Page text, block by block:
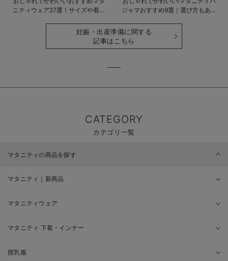
ニティウェア27選！サイズや着る
ジャマおすすめ9選｜選び方もあわ
妊娠・出産準備に関する
記事はこちら
CATEGORY
カテゴリ一覧
マタニティの商品を探す
マタニティ｜新商品
マタニティウェア
マタニティ 下着・インナー
授乳服